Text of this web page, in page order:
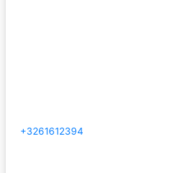
+3261612394